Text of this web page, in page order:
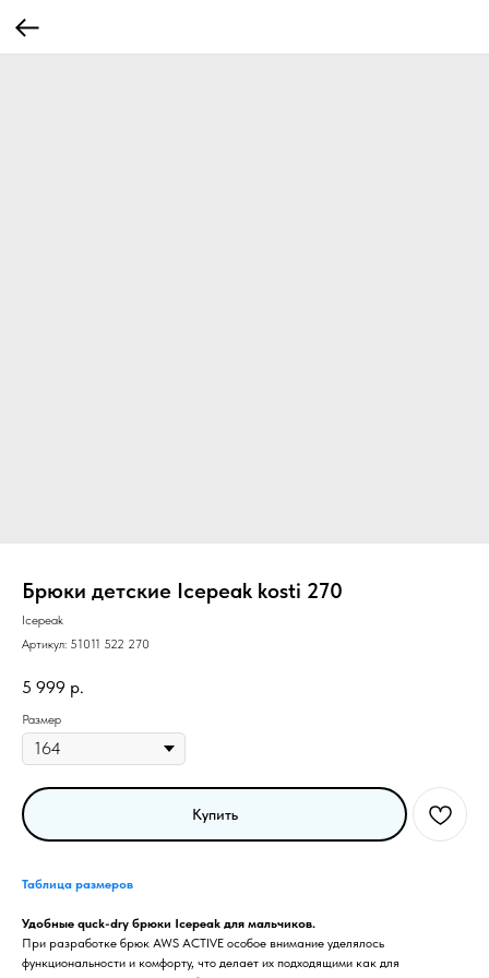
Брюки детские Icepeak kosti 270
Icepeak
Артикул: 51011 522 270
5 999 р.
Размер
Купить
Таблица размеров
Удобные quck-dry брюки Icepeak для мальчиков.
При разработке брюк AWS ACTIVE особое внимание уделялось
функциональности и комфорту, что делает их подходящими как для